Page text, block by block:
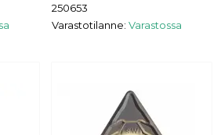
250653
Varastotilanne: Varastossa